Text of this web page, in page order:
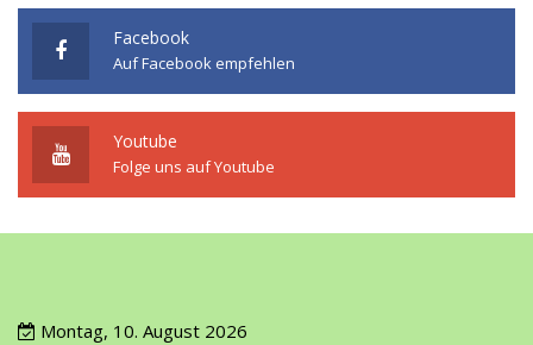
Facebook
Auf Facebook empfehlen
Youtube
Folge uns auf Youtube
Montag, 10. August 2026